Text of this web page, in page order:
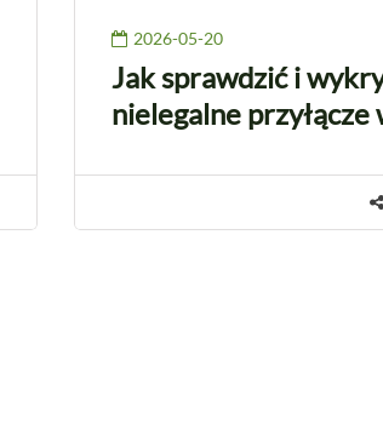
2026-05-20
Jak sprawdzić i
nielegalne przyłącze